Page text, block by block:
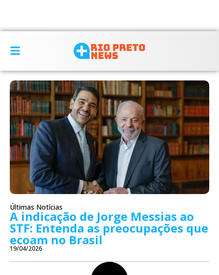
Últimas Notícias
A indicação de Jorge Messias ao
STF: Entenda as preocupações que
ecoam no Brasil
19/04/2026